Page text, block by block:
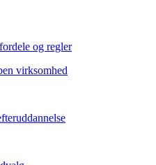
og regler
virksomhed